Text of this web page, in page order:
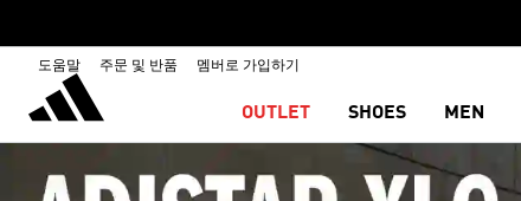
도움말 주문 및 반품 멤버로 가입하기
OUTLET SHOES MEN